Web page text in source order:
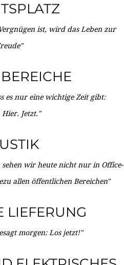
ist, wird das Leben zur
es nur eine wichtige Zeit gibt:
Hier. Jetzt."
sehen wir heute nicht nur in Office-
allen öffentlichen Bereichen"
LIEFERUNG
morgen: Los jetzt!"